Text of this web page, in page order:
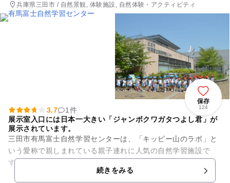
兵庫県三田市 / 自然景観, 体験施設, 自然体験・アクティビティ
保存
124
3.7
1件
展示室入口には日本一大きい「ジャンボクワガタつよし君」が
展示されています。
三田市有馬富士自然学習センターは、「キッピー山のラボ」と
いう愛称で親しまれている親子連れに人気の自然学習施設で
す。館内にある展示品を自由に触ることができる「ハンズ・オ
ン」の手法を採用しており、楽...
続きをみる